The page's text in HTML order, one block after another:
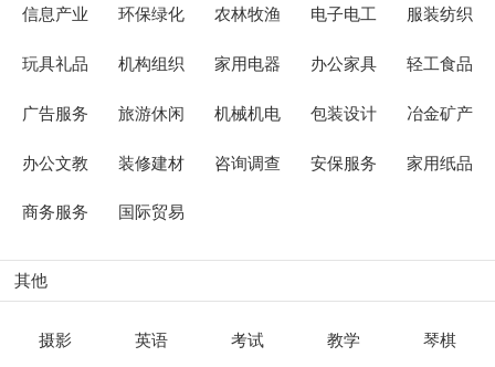
信息产业 环保绿化 农林牧渔 电子电工 服装纺织
玩具礼品 机构组织 家用电器 办公家具 轻工食品
广告服务 旅游休闲 机械机电 包装设计 冶金矿产
办公文教 装修建材 咨询调查 安保服务 家用纸品
商务服务 国际贸易
其他
摄影 英语 考试 教学 琴棋